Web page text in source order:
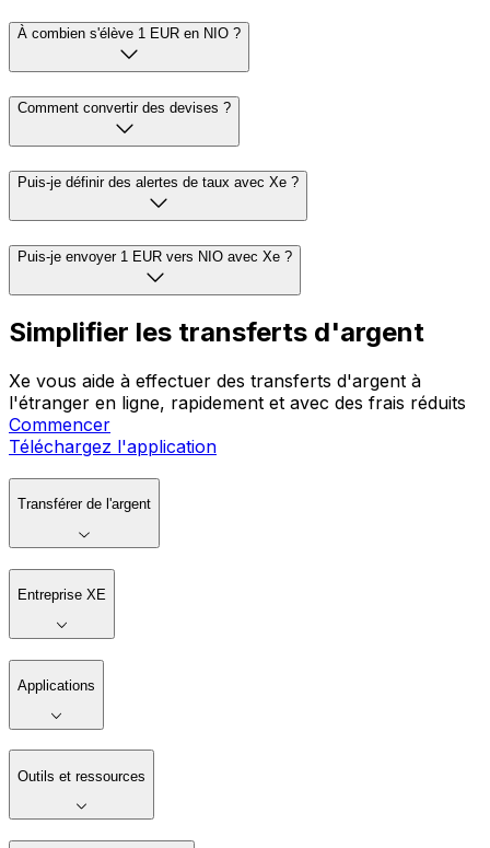
À combien s'élève 1 EUR en NIO ?
Comment convertir des devises ?
Puis-je définir des alertes de taux avec Xe ?
Puis-je envoyer 1 EUR vers NIO avec Xe ?
Simplifier les transferts d'argent
Xe vous aide à effectuer des transferts d'argent à
l'étranger en ligne, rapidement et avec des frais réduits
Commencer
Téléchargez l'application
Transférer de l'argent
Entreprise XE
Applications
Outils et ressources